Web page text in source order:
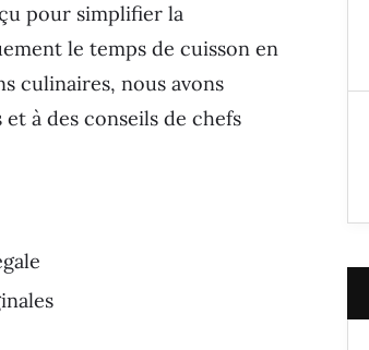
pour simplifier la
le temps de cuisson en
culinaires, nous avons
à des conseils de chefs